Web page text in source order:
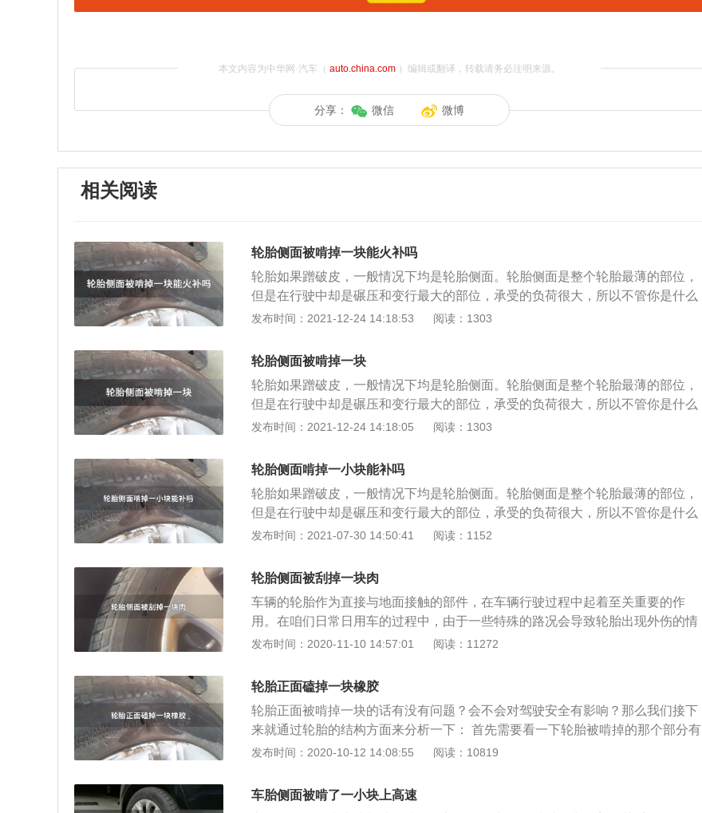
本文内容为中华网·汽车（ auto.china.com）编辑或翻译，转载请务必注明来源。
分享： 微信 微博
相关阅读
轮胎侧面被啃掉一块能火补吗
轮胎如果蹭破皮，一般情况下均是轮胎侧面。轮胎侧面是整个轮胎最薄的部位，
但是在行驶中却是碾压和变行最大的部位，承受的负荷很大，所以不管你是什么
轮胎，如果侧面有划伤或破损，不管是轮胎厂家还是汽车厂家，都明确规定，轮
构，轮胎侧面是最为薄弱的，仅有较薄橡胶层和帘布层，这帘布层就是有棉线和
人造丝等编织成的网状层面。如此薄弱的轮胎侧壁，却承载着托起整车重量的气
压，如果轮胎的侧壁被划了口子，尤其是破坏了帘布层的时候，就完全打破了侧
壁的结构应力，极易引发爆胎事故。所以当轮胎侧面有破皮但是没有露线，也要
尽快前往维修机构进行更换轮胎，如果露线，我们就要小心驾驶，不能开太快，
发布时间：2021-12-24 14:18:53 阅读：1303
轮胎侧面被啃掉一块
轮胎如果蹭破皮，一般情况下均是轮胎侧面。轮胎侧面是整个轮胎最薄的部位，
但是在行驶中却是碾压和变行最大的部位，承受的负荷很大，所以不管你是什么
轮胎，如果侧面有划伤或破损，不管是轮胎厂家还是汽车厂家，都明确规定，轮
构，轮胎侧面是最为薄弱的，仅有较薄橡胶层和帘布层，这帘布层就是有棉线和
人造丝等编织成的网状层面。如此薄弱的轮胎侧壁，却承载着托起整车重量的气
压，如果轮胎的侧壁被划了口子，尤其是破坏了帘布层的时候，就完全打破了侧
壁的结构应力，极易引发爆胎事故。所以当轮胎侧面有破皮但是没有露线，也要
尽快前往维修机构进行更换轮胎，如果露线，我们就要小心驾驶，不能开太快，
发布时间：2021-12-24 14:18:05 阅读：1303
轮胎侧面啃掉一小块能补吗
轮胎如果蹭破皮，一般情况下均是轮胎侧面。轮胎侧面是整个轮胎最薄的部位，
但是在行驶中却是碾压和变行最大的部位，承受的负荷很大，所以不管你是什么
轮胎，如果侧面有划伤或破损，不管是轮胎厂家还是汽车厂家，都明确规定，轮
构，轮胎侧面是最为薄弱的，仅有较薄橡胶层和帘布层，这帘布层就是有棉线和
人造丝等编织成的网状层面。如此薄弱的轮胎侧壁，却承载着托起整车重量的气
压，如果轮胎的侧壁被划了口子，尤其是破坏了帘布层的时候，就完全打破了侧
壁的结构应力，极易引发爆胎事故。所以当轮胎侧面有破皮但是没有露线，也要
尽快前往维修机构进行更换轮胎，如果露线，我们就要小心驾驶，不能开太快，
发布时间：2021-07-30 14:50:41 阅读：1152
轮胎侧面被刮掉一块肉
车辆的轮胎作为直接与地面接触的部件，在车辆行驶过程中起着至关重要的作
用。在咱们日常日用车的过程中，由于一些特殊的路况会导致轮胎出现外伤的情
况，今天就和大家聊一聊车胎侧面被啃了一小块怎么办？ 咱们现在的车辆普遍采
可以排挤路面上的积水；缓冲层能缓冲不同路面对汽车造成的冲击；钢丝带束用
来保证行驶稳定性并减少了滚动阻力；胎体帘布层用于定型和抵御内部压力；内
层对胎内空气进行密封；胎侧保护胎体帘布层免受损坏；胎圈将轮胎定位在轮辋
中心，并密封内部空间。通过轮胎的结构和作用出来，如果车胎侧面被啃了一块
的话，最少也会把缓冲层和钢丝带束冲击损坏掉，严重的会把胎体帘布层内层等
胎面损坏是无法进行修补的，如果没有损坏到帘布层的话，将损坏轮胎不能放在
发布时间：2020-11-10 14:57:01 阅读：11272
轮胎正面磕掉一块橡胶
轮胎正面被啃掉一块的话有没有问题？会不会对驾驶安全有影响？那么我们接下
来就通过轮胎的结构方面来分析一下： 首先需要看一下轮胎被啃掉的那个部分有
多大，如果伤口没有超过轮胎胎纹深度的话，可以正常行驶，这种情况不会对行
和钢丝。但是伤口是在轮胎正面的外侧，这种情况虽说不会对行驶造成安全隐
患，但是在车辆跑起来的时候，会发出类似过隔离带的轮胎噪音。如果轮胎正面
发布时间：2020-10-12 14:08:55 阅读：10819
车胎侧面被啃了一小块上高速